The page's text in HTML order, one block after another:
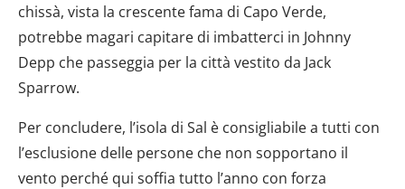
Utilizziamo i cookie per personalizzare contenuti ed
annunci, per fornire funzionalità dei social media e per
analizzare il nostro traffico. Condividiamo inoltre
informazioni sul modo in cui utilizzi il nostro sito con i
pubblicità e social media, i quali potrebbero combinarle
con altre informazioni che hai fornito loro o che hanno
raccolto dal tuo utilizzo dei loro servizi.
chissà, vista la crescente fama di Capo Verde,
potrebbe magari capitare di imbatterci in Johnny
Depp che passeggia per la città vestito da Jack
Sparrow.
Per concludere, l’isola di Sal è consigliabile a tutti con
l’esclusione delle persone che non sopportano il
vento perché qui soffia tutto l’anno con forza